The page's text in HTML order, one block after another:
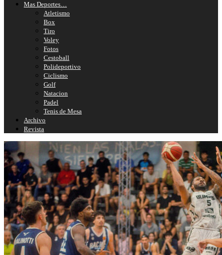
Mas Deportes…
Atletismo
Box
Tiro
Voley
Fotos
Cestoball
Polideportivo
Ciclismo
Golf
Natacion
Padel
Tenis de Mesa
Archivo
Revista